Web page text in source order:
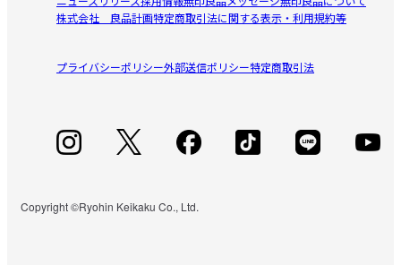
すべてのレビューを見る 閉じる
株式会社 良品計画特定商取引法に関する表示・利用規約等
プライバシーポリシー外部送信ポリシー特定商取引法
Copyright ©Ryohin Keikaku Co., Ltd.